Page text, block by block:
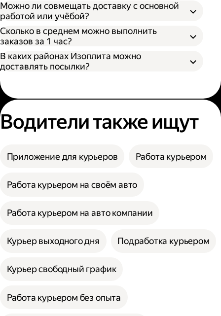
Можно ли совмещать доставку с основной
работой или учёбой?
Сколько в среднем можно выполнить
заказов за 1 час?
В каких районах Изоплита можно
доставлять посылки?
Водители также ищут
Приложение для курьеров Работа курьером
Работа курьером на своём авто
Работа курьером на авто компании
Курьер выходного дня Подработка курьером
Курьер свободный график
Работа курьером без опыта